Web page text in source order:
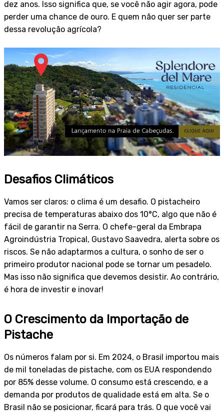
dez anos. Isso significa que, se você não agir agora, pode
perder uma chance de ouro. E quem não quer ser parte
dessa revolução agrícola?
Desafios Climáticos
Vamos ser claros: o clima é um desafio. O pistacheiro
precisa de temperaturas abaixo dos 10°C, algo que não é
fácil de garantir na Serra. O chefe-geral da Embrapa
Agroindústria Tropical, Gustavo Saavedra, alerta sobre os
riscos. Se não adaptarmos a cultura, o sonho de ser o
primeiro produtor nacional pode se tornar um pesadelo.
Mas isso não significa que devemos desistir. Ao contrário,
é hora de investir e inovar!
O Crescimento da Importação de
Pistache
Os números falam por si. Em 2024, o Brasil importou mais
de mil toneladas de pistache, com os EUA respondendo
por 85% desse volume. O consumo está crescendo, e a
demanda por produtos de qualidade está em alta. Se o
Brasil não se posicionar, ficará para trás. O que você vai